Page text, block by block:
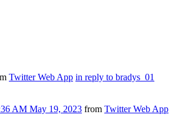
Twitter Web App in reply to bradys_01
AM May 19, 2023 from Twitter Web App